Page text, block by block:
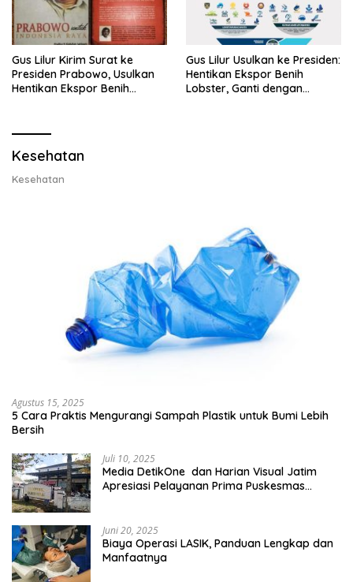
Gus Lilur Kirim Surat ke
Presiden Prabowo, Usulkan
Hentikan Ekspor Benih
Gus Lilur Usulkan ke Presiden:
Hentikan Ekspor Benih
Lobster, Ganti dengan
Kesehatan
Kesehatan
Agustus 15, 2025
5 Cara Praktis Mengurangi Sampah Plastik untuk Bumi Lebih
Bersih
Juli 10, 2025
Media DetikOne dan Harian Visual Jatim
Apresiasi Pelayanan Prima Puskesmas
Juni 20, 2025
Biaya Operasi LASIK, Panduan Lengkap dan
Manfaatnya